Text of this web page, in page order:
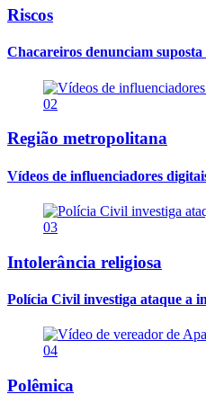
Riscos
Chacareiros denunciam
02
Região metropolitana
Vídeos de influenciadores
03
Intolerância religiosa
Polícia Civil investiga ataque a
04
Polêmica